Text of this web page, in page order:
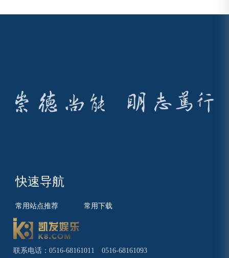
快速导航
常用站点推荐 常用下载
联系电话：0516-68161011 0516-68161093